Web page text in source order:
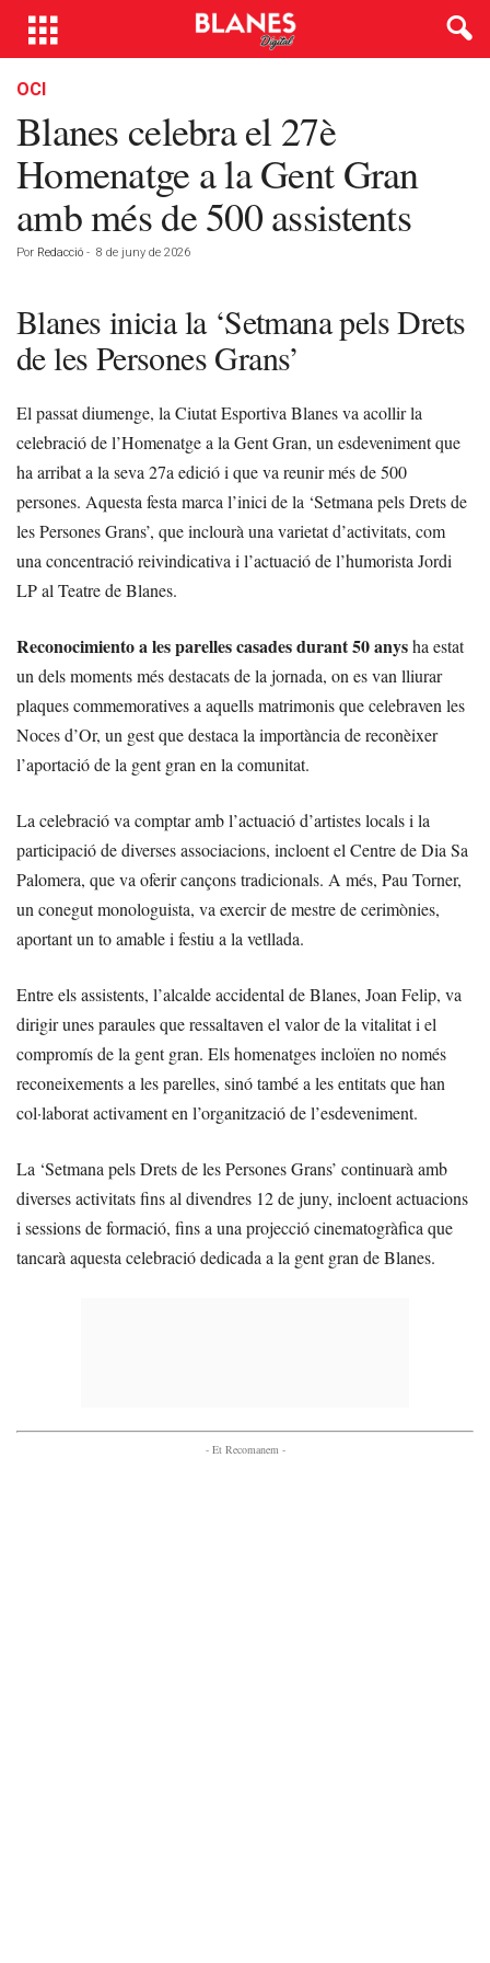
OCI
Blanes celebra el 27è
Homenatge a la Gent Gran
amb més de 500 assistents
Por Redacció - 8 de juny de 2026
Blanes inicia la ‘Setmana pels Drets
de les Persones Grans’
El passat diumenge, la Ciutat Esportiva Blanes va acollir la
celebració de l’Homenatge a la Gent Gran, un esdeveniment que
ha arribat a la seva 27a edició i que va reunir més de 500
persones. Aquesta festa marca l’inici de la ‘Setmana pels Drets de
les Persones Grans’, que inclourà una varietat d’activitats, com
una concentració reivindicativa i l’actuació de l’humorista Jordi
LP al Teatre de Blanes.
Reconocimiento a les parelles casades durant 50 anysha estat
un dels moments més destacats de la jornada, on es van lliurar
plaques commemoratives a aquells matrimonis que celebraven les
Noces d’Or, un gest que destaca la importància de reconèixer
l’aportació de la gent gran en la comunitat.
La celebració va comptar amb l’actuació d’artistes locals i la
participació de diverses associacions, incloent el Centre de Dia Sa
Palomera, que va oferir cançons tradicionals. A més, Pau Torner,
un conegut monologuista, va exercir de mestre de cerimònies,
aportant un to amable i festiu a la vetllada.
Entre els assistents, l’alcalde accidental de Blanes, Joan Felip, va
dirigir unes paraules que ressaltaven el valor de la vitalitat i el
compromís de la gent gran. Els homenatges incloïen no només
reconeixements a les parelles, sinó també a les entitats que han
col·laborat activament en l’organització de l’esdeveniment.
La ‘Setmana pels Drets de les Persones Grans’ continuarà amb
diverses activitats fins al divendres 12 de juny, incloent actuacions
i sessions de formació, fins a una projecció cinematogràfica que
tancarà aquesta celebració dedicada a la gent gran de Blanes.
- Et Recomanem -